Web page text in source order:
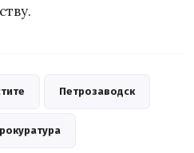
Петрозаводск